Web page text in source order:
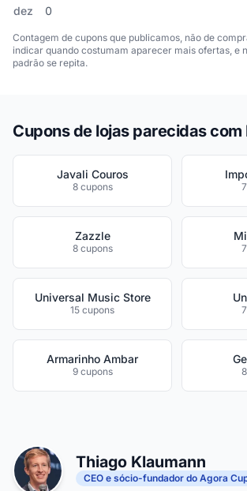
dez 0
Contagem de cupons que publicamos, não de
indicar quando costumam aparecer mais ofertas, e
padrão se repita.
Cupons de lojas parecidas com
Javali Couros
8 cupons
Zazzle
8 cupons
Universal Music Store
15 cupons
Armarinho Ambar
9 cupons
Thiago Klaumann
CEO e sócio-fundador do Agora